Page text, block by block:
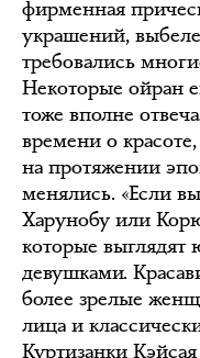
фирменная
украшений,
требовались
Некоторые ойран
тоже вполне
времени о
на протяжении
менялись. «Если
Харунобу или
которые
девушками.
более зрелые
лица и
Куртизанки